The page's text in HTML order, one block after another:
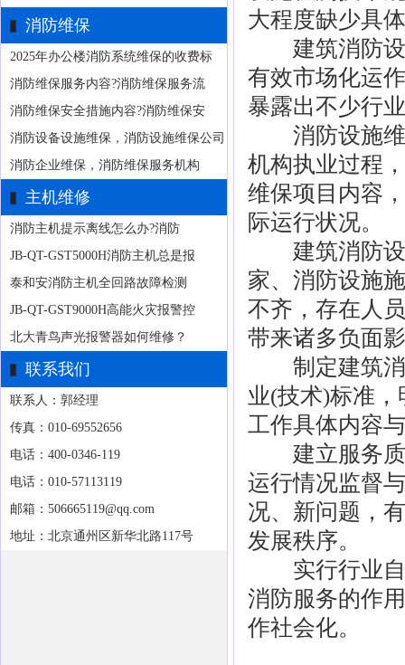
消防维保
2025年办公楼消防系统维保的收费标
消防维保服务内容?消防维保服务流
消防维保安全措施内容?消防维保安
消防设备设施维保，消防设施维保公司
消防企业维保，消防维保服务机构
主机维修
消防主机提示离线怎么办?消防
JB-QT-GST5000H消防主机总是报
泰和安消防主机全回路故障检测
JB-QT-GST9000H高能火灾报警控
北大青鸟声光报警器如何维修？
联系我们
联系人：郭经理
传真：010-69552656
电话：400-0346-119
电话：010-57113119
邮箱：506665119@qq.com
地址：北京通州区新华北路117号
大程度缺少具
建筑消防设
有效市场化运
暴露出不少行
消防设施维
机构执业过程
维保项目内容
际运行状况。
建筑消防设
家、消防设施
不齐，存在人
带来诸多负面
制定建筑消
业(技术)标准
工作具体内容
建立服务质
运行情况监督
况、新问题，
发展秩序。
实行行业自
消防服务的作
作社会化。